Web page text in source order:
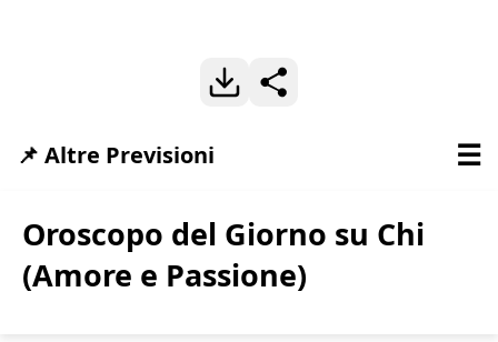
Oroscopo del Giorno su Chi
(Amore e Passione)
📌 Altre Previsioni ☰